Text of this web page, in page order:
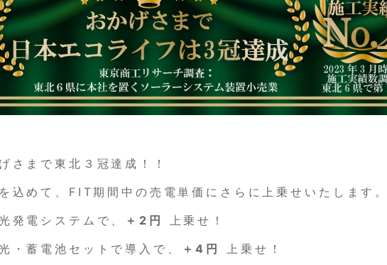
さまで東北３冠達成！！
込めて、FIT期間中の売電単価にさらに上乗せいたします。
発電システムで、
＋2円
上乗せ！
・蓄電池セットで導入で、
＋4円
上乗せ！